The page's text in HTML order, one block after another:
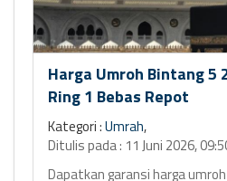
Harga Umroh Bintang 5
Ring 1 Bebas Repot
Kategori :Umrah,
Ditulis pada : 11 Juni 2026,
Dapatkan garansi harga